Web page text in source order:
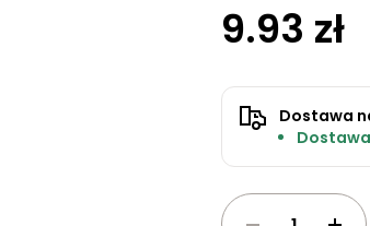
9.93 zł
Dostawa